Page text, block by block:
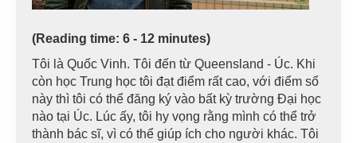
(Reading time: 6 - 12 minutes)
Tôi là Quốc Vinh. Tôi đến từ Queensland - Úc. Khi
còn học Trung học tôi đạt điểm rất cao, với điểm số
này thì tôi có thể đăng ký vào bất kỳ trường Đại học
nào tại Úc. Lúc ấy, tôi hy vọng rằng mình có thể trở
thành bác sĩ, vì có thể giúp ích cho người khác. Tôi